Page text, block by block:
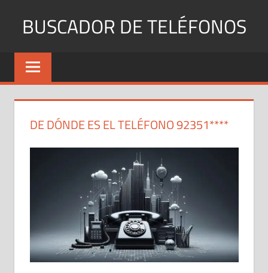
BUSCADOR DE TELÉFONOS
Identifica
Números
y
DE DÓNDE ES EL TELÉFONO 92351****